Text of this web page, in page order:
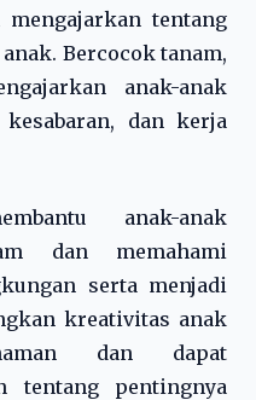
tentang
Bercocok tanam,
anak-anak
dan kerja
anak-anak
dan memahami
serta menjadi
kreativitas anak
dan dapat
tentang pentingnya